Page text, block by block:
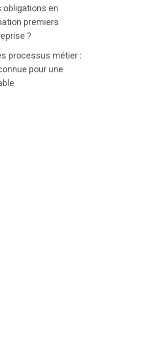
obligations en
premiers
?
processus métier :
pour une